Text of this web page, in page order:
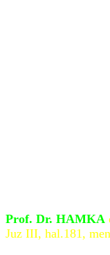
Prof. Dr. HAMKA
Juz III, hal.181,